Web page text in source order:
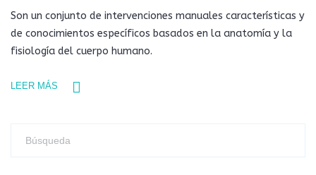
Son un conjunto de intervenciones manuales características y
de conocimientos específicos basados en la anatomía y la
fisiología del cuerpo humano.
LEER MÁS